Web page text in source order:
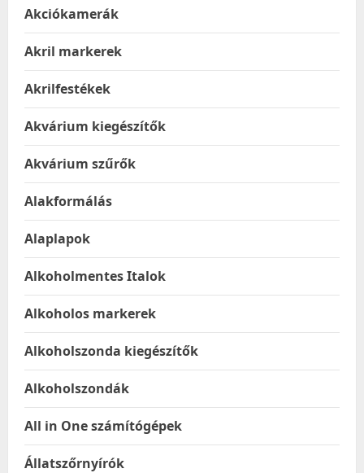
Akciókamerák
Akril markerek
Akrilfestékek
Akvárium kiegészítők
Akvárium szűrők
Alakformálás
Alaplapok
Alkoholmentes Italok
Alkoholos markerek
Alkoholszonda kiegészítők
Alkoholszondák
All in One számítógépek
Állatszőrnyírók